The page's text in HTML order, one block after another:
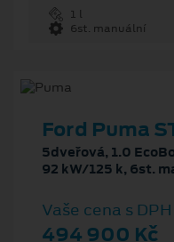
1 l
6st. manuální
Ford Puma
5dveřová, 1.0
92 kW/125 k, 6st.
Vaše cena s DPH
494 900 Kč